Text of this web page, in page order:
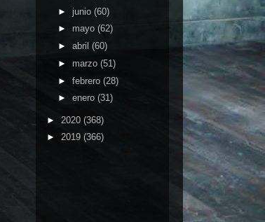
► junio (60)
► mayo (62)
► abril (60)
► marzo (51)
► febrero (28)
► enero (31)
► 2020 (368)
► 2019 (366)